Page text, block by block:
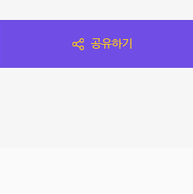
공유하기